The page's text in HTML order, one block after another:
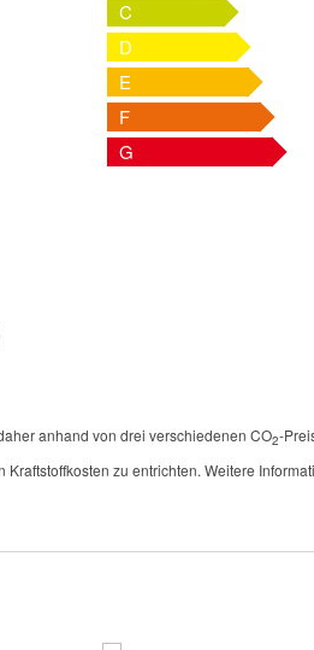
C
D
E
F
G
anhand von drei verschiedenen CO2-
Kraftstoffkosten zu entrichten. Weitere